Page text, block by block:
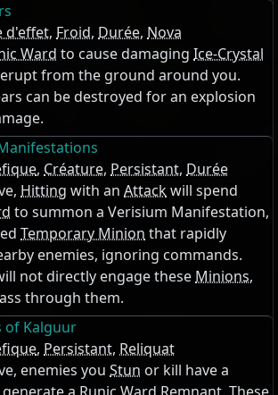
d'effet, Froid, Durée, Nova
Ward to cause damaging Ice-Crystal
from the ground around you.
can be destroyed for an explosion
, Créature, Persistant, Durée
Hitting with an Attackwill spend
to summon a Verisium Manifestation,
Temporary Minion that rapidly
enemies, ignoring commands.
not directly engage these Minions,
through them.
of Kalguur
, Persistant, Reliquat
enemies you Stun or kill have a